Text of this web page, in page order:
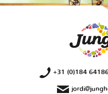
+31 (0)184